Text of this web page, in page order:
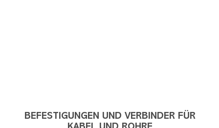
BEFESTIGUNGEN UND VERBINDER FÜR